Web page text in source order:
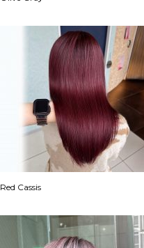
Red Cassis